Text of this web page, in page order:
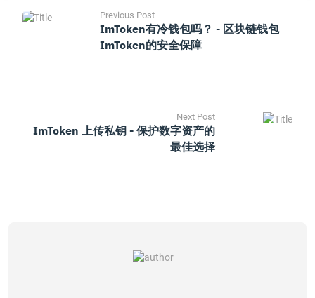
Previous Post
ImToken有冷钱包吗？ - 区块链钱包
ImToken的安全保障
Next Post
ImToken 上传私钥 - 保护数字资产的
最佳选择